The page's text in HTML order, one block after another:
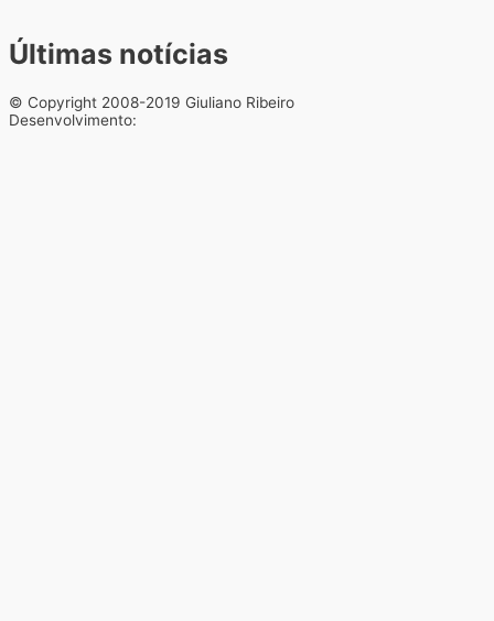
Últimas notícias
© Copyright 2008-2019 Giuliano Ribeiro
Desenvolvimento: